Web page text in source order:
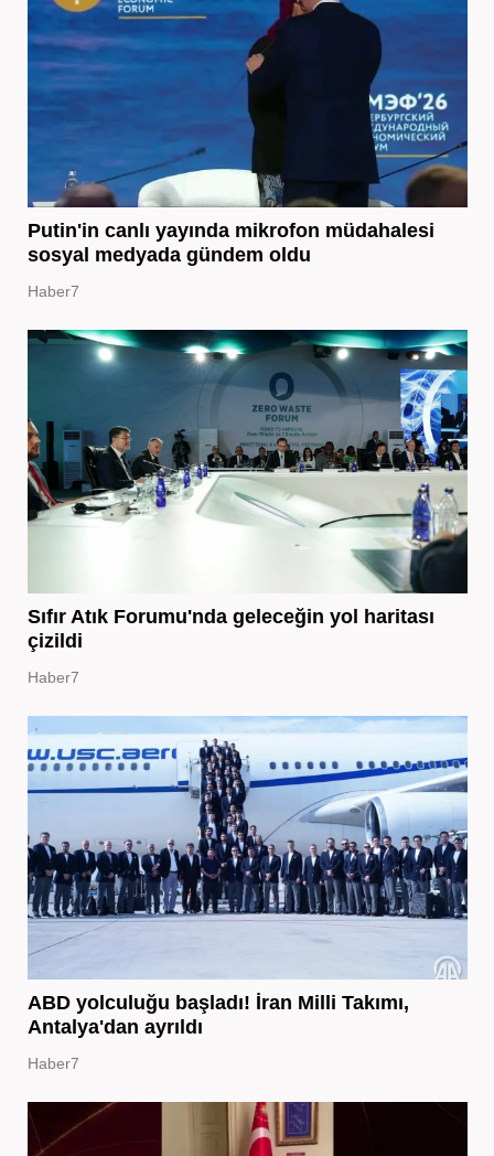
Putin'in canlı yayında mikrofon müdahalesi
sosyal medyada gündem oldu
Haber7
Sıfır Atık Forumu'nda geleceğin yol haritası
çizildi
Haber7
ABD yolculuğu başladı! İran Milli Takımı,
Antalya'dan ayrıldı
Haber7